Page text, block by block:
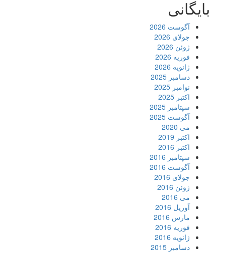
بایگانی
آگوست 2026
جولای 2026
ژوئن 2026
فوریه 2026
ژانویه 2026
دسامبر 2025
نوامبر 2025
اکتبر 2025
سپتامبر 2025
آگوست 2025
می 2020
اکتبر 2019
اکتبر 2016
سپتامبر 2016
آگوست 2016
جولای 2016
ژوئن 2016
می 2016
آوریل 2016
مارس 2016
فوریه 2016
ژانویه 2016
دسامبر 2015